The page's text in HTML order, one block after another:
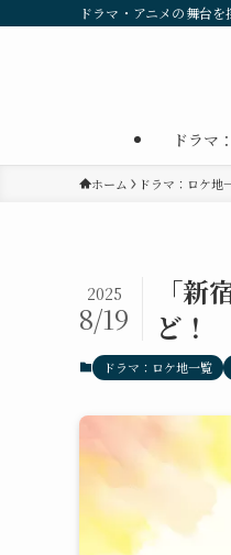
ドラマ・アニメの舞台を
ドラマ
ホーム ドラマ：ロケ地
「
ど！
2025
8/19
ドラマ：ロケ地一覧